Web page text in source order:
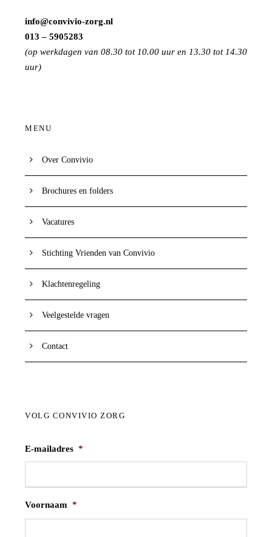
info@convivio-zorg.nl
013 – 5905283
(op werkdagen van 08.30 tot 10.00 uur en 13.30 tot 14.30
uur)
MENU
Over Convivio
Brochures en folders
Vacatures
Stichting Vrienden van Convivio
Klachtenregeling
Veelgestelde vragen
Contact
VOLG CONVIVIO ZORG
E-mailadres *
Voornaam *